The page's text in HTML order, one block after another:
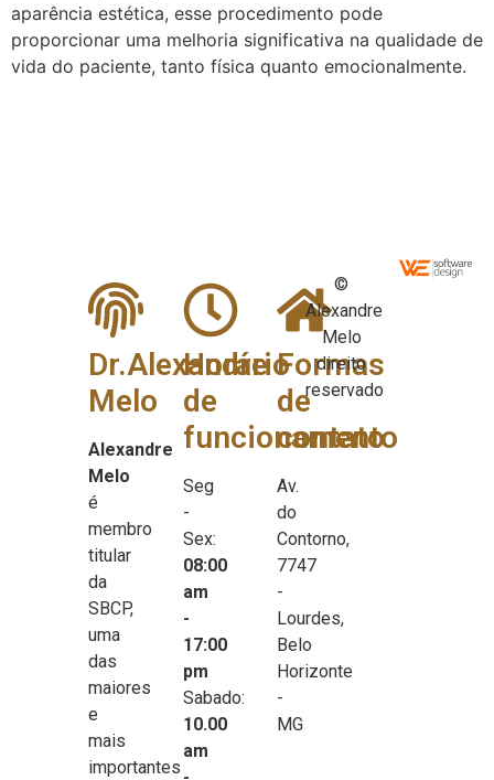
aparência estética, esse procedimento pode
proporcionar uma melhoria significativa na qualidade de
vida do paciente, tanto física quanto emocionalmente.
Dr.Alexandre
Melo
Alexandre
Melo
é
membro
titular
da
SBCP,
uma
das
maiores
e
mais
importantes
Horário
de
funcionamento
Seg
-
Sex:
08:00
am
-
17:00
pm
Sabado:
10.00
am
Formas
de
contato
Av.
do
Contorno,
7747
-
Lourdes,
Belo
Horizonte
-
MG
©
Alexandre
Melo
direito
reservado